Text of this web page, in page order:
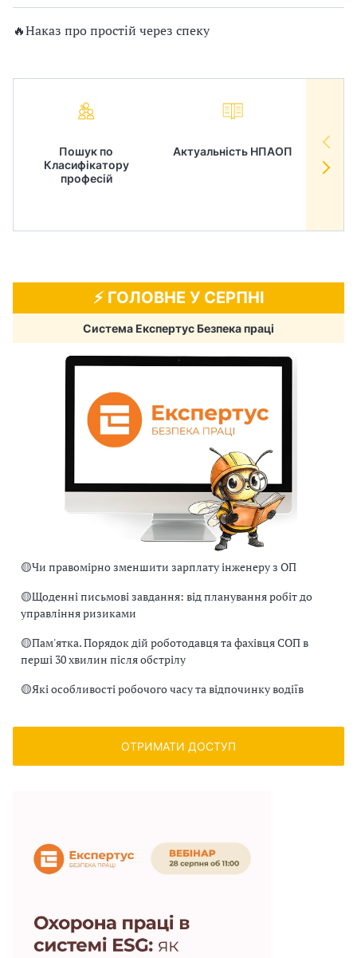
🔥Наказ про простій через спеку
Пошук по
Класифікатору
професій
Актуальність НПАОП
⚡️ ГОЛОВНЕ У СЕРПНІ
Система Експертус Безпека праці
🟡Чи правомірно зменшити зарплату інженеру з ОП
🟡Щоденні письмові завдання: від планування робіт до
управління ризиками
🟡Пам'ятка. Порядок дій роботодавця та фахівця СОП в
перші 30 хвилин після обстрілу
🟡Які особливості робочого часу та відпочинку водіїв
ОТРИМАТИ ДОСТУП